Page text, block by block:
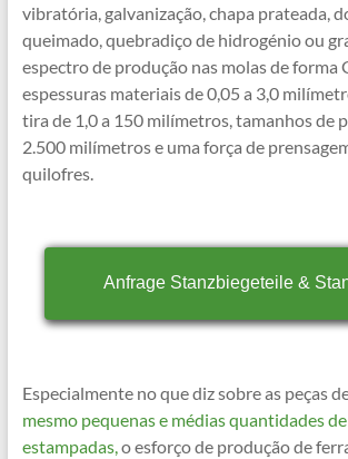
vibratória, galvanização, chapa prateada,
queimado, quebradiço de hidrogénio ou
espectro de produção nas molas de forma
espessuras materiais de 0,05 a 3,0
tira de 1,0 a 150 milímetros, tamanhos de
2.500 milímetros e uma força de
quilofres.
Anfrage Stanzbiegeteile &
Especialmente no que diz sobre as peças
mesmo pequenas e médias quantidades
estampadas,o esforço de produção de